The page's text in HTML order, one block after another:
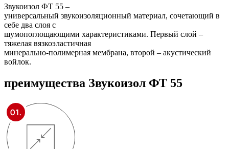
Звукоизол ФТ 55 –
универсальный звукоизоляционный материал, сочетающий в
себе два слоя с
шумопоглощающими характеристиками. Первый слой –
тяжелая вязкоэластичная
минерально-полимерная мембрана, второй – акустический
войлок.
преимущества Звукоизол ФТ 55